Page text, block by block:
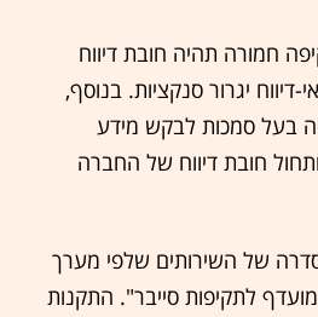
חמורה תהיה חובת דיווח
דיווח יגרור סנקציות. בנוסף,
בעל סמכות לבקש מידע
חובת דיווח של החברה
של השירותים שלפי מערך
לתקיפות סייבר". התקנות